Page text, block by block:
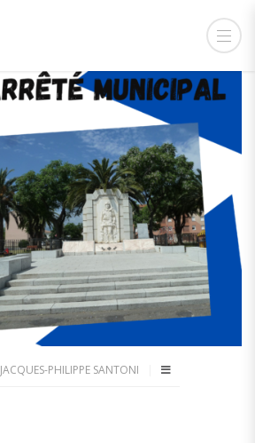
JACQUES-PHILIPPE SANTONI